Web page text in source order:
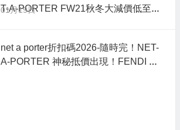
T-A-PORTER FW21秋冬大減價低至2
01月19日
net a porter折扣碼2026-隨時完！NET-
A-PORTER 神秘抵價出現！FENDI 人